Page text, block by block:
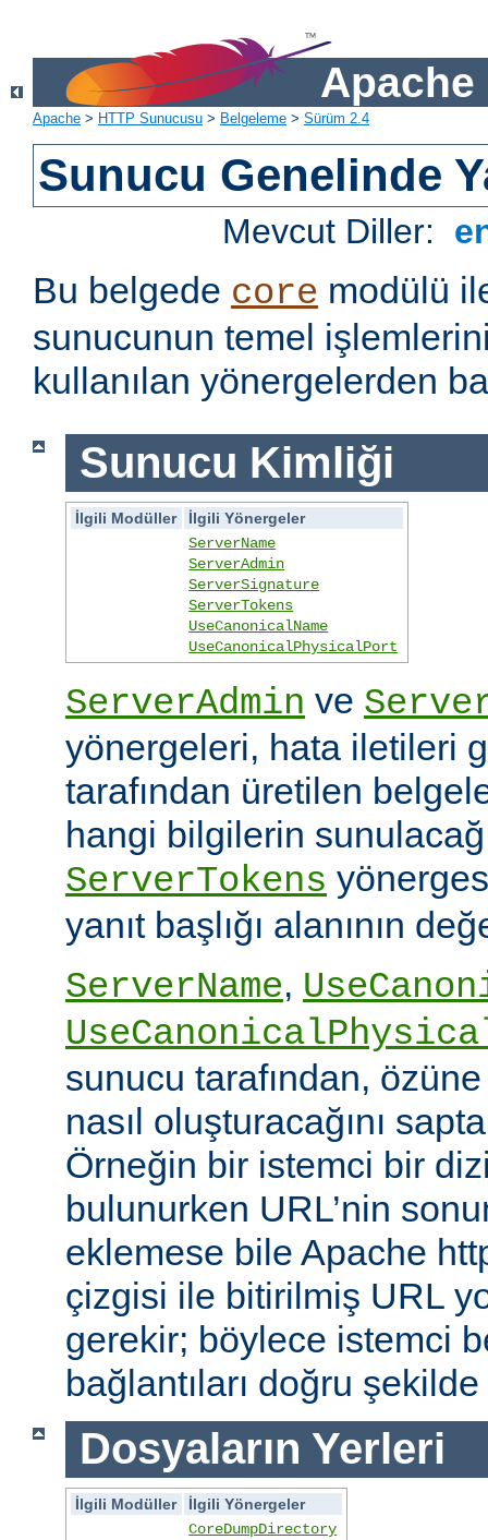
Apache
Apache > HTTP Sunucusu > Belgeleme > Sürüm 2.4
Sunucu Genelinde
Mevcut Diller:
Bu belgede core modülü
sunucunun temel
kullanılan yönergelerden
Sunucu Kimliği
İlgili Modüller
İlgili Yönergeler
ServerName
ServerAdmin
ServerSignature
ServerTokens
UseCanonicalName
UseCanonicalPhysicalPort
ServerAdmin ve
yönergeleri, hata iletileri
tarafından üretilen
hangi bilgilerin
ServerTokens
yanıt başlığı alanının
ServerName,
sunucu tarafından,
nasıl oluşturacağını
Örneğin bir istemci bir
bulunurken URL’nin
eklemese bile Apache
çizgisi ile bitirilmiş URL
gerekir; böylece istemci
bağlantıları doğru
Dosyaların Yerleri
İlgili Modüller
İlgili Yönergeler
CoreDumpDirectory